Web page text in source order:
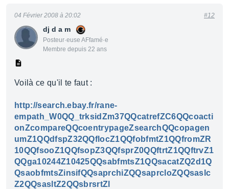
dj d a m
Posteur·euse AFfamé·e
Membre depuis 22 ans
04 Février 2008 à 20:02 #12
Voilà ce qu'il te faut :
http://search.ebay.fr/rane-
empath_W0QQ_trksidZm37QQcatrefZC6QQcoacti
onZcompareQQcoentrypageZsearchQQcopagen
umZ1QQdfspZ32QQflocZ1QQfobfmtZ1QQfromZR
10QQfsooZ1QQfsopZ3QQfsprZ0QQftrtZ1QQftrvZ1
QQga10244Z10425QQsabfmtsZ1QQsacatZQ2d1Q
QsaobfmtsZinsifQQsaprchiZQQsaprcloZQQsaslc
Z2QQsasltZ2QQsbrsrtZl